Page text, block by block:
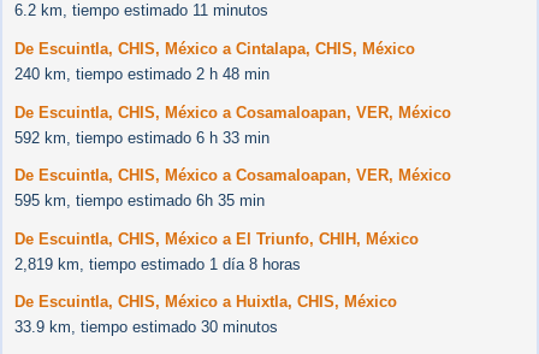
6.2 km, tiempo estimado 11 minutos
De Escuintla, CHIS, México a Cintalapa, CHIS, México
240 km, tiempo estimado 2 h 48 min
De Escuintla, CHIS, México a Cosamaloapan, VER, México
592 km, tiempo estimado 6 h 33 min
De Escuintla, CHIS, México a Cosamaloapan, VER, México
595 km, tiempo estimado 6h 35 min
De Escuintla, CHIS, México a El Triunfo, CHIH, México
2,819 km, tiempo estimado 1 día 8 horas
De Escuintla, CHIS, México a Huixtla, CHIS, México
33.9 km, tiempo estimado 30 minutos